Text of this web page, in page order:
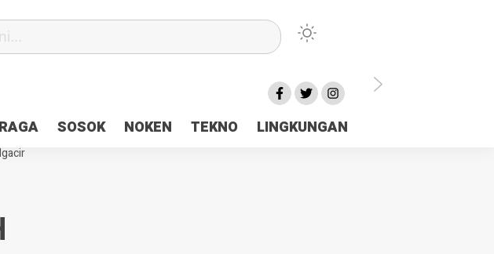
SOSOK NOKEN TEKNO LINGKUNGAN
Polri di Deklarasi Pemilu Ceria Tanah Papua
10 Persen, Deposit Kas Daerah Rp23 Miliar Disorot